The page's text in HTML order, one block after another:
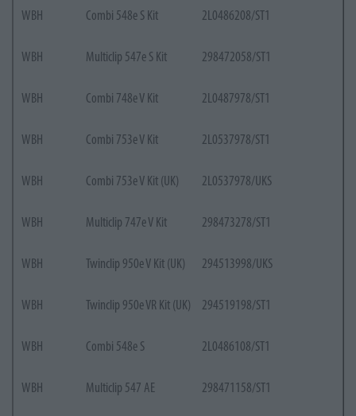
WBH Combi 548e S Kit 2L0486208/ST1
WBH Multiclip 547e S Kit 298472058/ST1
WBH Combi 748e V Kit 2L0487978/ST1
WBH Combi 753e V Kit 2L0537978/ST1
WBH Combi 753e V Kit (UK) 2L0537978/UKS
WBH Multiclip 747e V Kit 298473278/ST1
WBH Twinclip 950e V Kit (UK) 294513998/UKS
WBH Twinclip 950e VR Kit (UK) 294519198/ST1
WBH Combi 548e S 2L0486108/ST1
WBH Multiclip 547 AE 298471158/ST1